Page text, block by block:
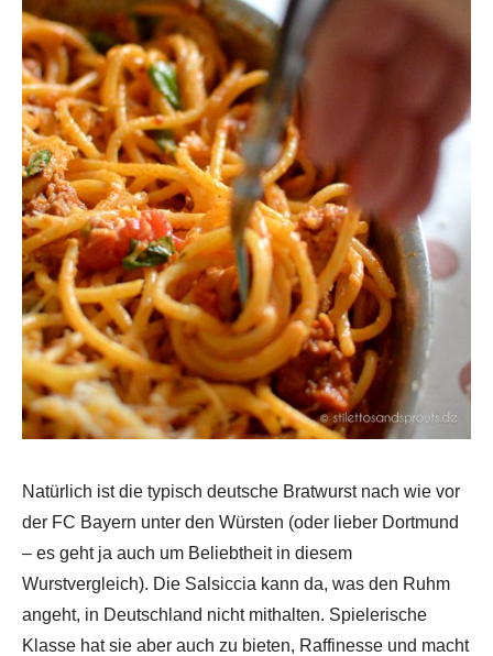
Natürlich ist die typisch deutsche Bratwurst nach wie vor
der FC Bayern unter den Würsten (oder lieber Dortmund
– es geht ja auch um Beliebtheit in diesem
Wurstvergleich). Die Salsiccia kann da, was den Ruhm
angeht, in Deutschland nicht mithalten. Spielerische
Klasse hat sie aber auch zu bieten, Raffinesse und macht